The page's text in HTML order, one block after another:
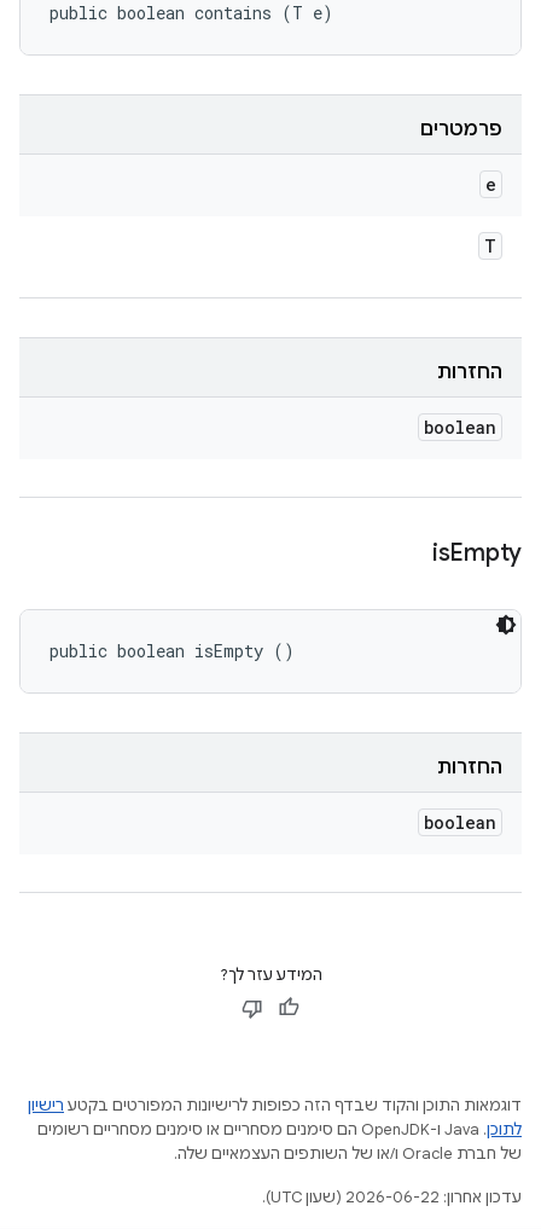
public boolean contains (T e)
פרמטרים
e
T
החזרות
boolean
isEmpty
public boolean isEmpty ()
החזרות
boolean
המידע עזר לך?
דוגמאות התוכן והקוד שבדף הזה כפופות לרישיונות המפורטים בקטע רישיון
לתוכן
.‏ Java ו-OpenJDK הם סימנים מסחריים או סימנים מסחריים רשומים
של חברת Oracle ו/או של השותפים העצמאיים שלה.
עדכון אחרון: 2026-06-22 (שעון UTC).